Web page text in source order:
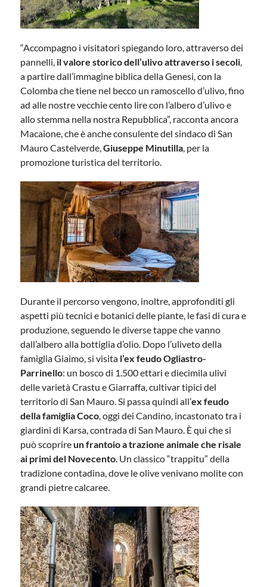
“Accompagno i visitatori spiegando loro, attraverso dei
pannelli, il valore storico dell’ulivo attraverso i secoli,
a partire dall’immagine biblica della Genesi, con la
Colomba che tiene nel becco un ramoscello d’ulivo, fino
ad alle nostre vecchie cento lire con l’albero d’ulivo e
allo stemma nella nostra Repubblica”, racconta ancora
Macaione, che è anche consulente del sindaco di San
Mauro Castelverde,Giuseppe Minutilla, per la
promozione turistica del territorio.
Durante il percorso vengono, inoltre, approfonditi gli
aspetti più tecnici e botanici delle piante, le fasi di cura e
produzione, seguendo le diverse tappe che vanno
dall’albero alla bottiglia d’olio. Dopo l’uliveto della
famiglia Giaimo, si visita l’ex feudo Ogliastro-
Parrinello: un bosco di 1.500 ettari e diecimila ulivi
delle varietà Crastu e Giarraffa, cultivar tipici del
territorio di San Mauro. Si passa quindi all’ex feudo
della famiglia Coco, oggi dei Candino, incastonato tra i
giardini di Karsa, contrada di San Mauro. È qui che si
può scoprireun frantoio a trazione animale che risale
ai primi del Novecento. Un classico “trappitu” della
tradizione contadina, dove le olive venivano molite con
grandi pietre calcaree.